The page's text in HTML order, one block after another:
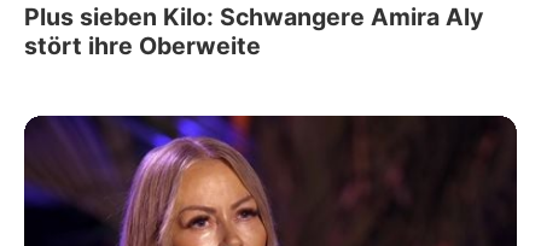
Plus sieben Kilo: Schwangere Amira Aly
stört ihre Oberweite